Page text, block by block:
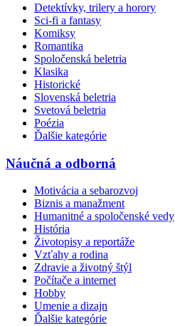
Detektívky, trilery a horory
Sci-fi a fantasy
Komiksy
Romantika
Spoločenská beletria
Klasika
Historické
Slovenská beletria
Svetová beletria
Poézia
Ďalšie kategórie
Náučná a odborná
Motivácia a sebarozvoj
Biznis a manažment
Humanitné a spoločenské vedy
História
Životopisy a reportáže
Vzťahy a rodina
Zdravie a životný štýl
Počítače a internet
Hobby
Umenie a dizajn
Ďalšie kategórie